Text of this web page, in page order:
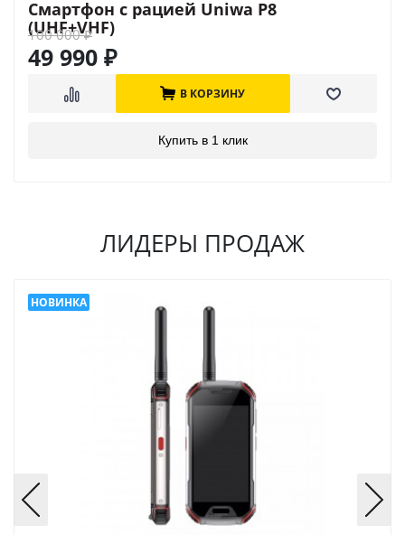
Смартфон с рацией Uniwa P8
(UHF+VHF)
100 000₽
49 990 ₽
В КОРЗИНУ
Купить в 1 клик
ЛИДЕРЫ ПРОДАЖ